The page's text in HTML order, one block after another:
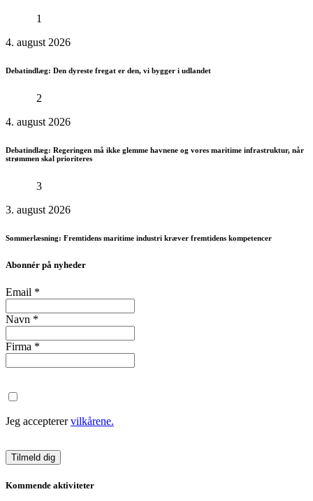
1
4. august 2026
Debatindlæg: Den dyreste fregat er den, vi bygger i udlandet
2
4. august 2026
Debatindlæg: Regeringen må ikke glemme havnene og vores maritime infrastruktur, når
strømmen skal prioriteres
3
3. august 2026
Sommerlæsning: Fremtidens maritime industri kræver fremtidens kompetencer
Abonnér på nyheder
Email *
Navn *
Firma *
Jeg accepterervilkårene.
Kommende aktiviteter